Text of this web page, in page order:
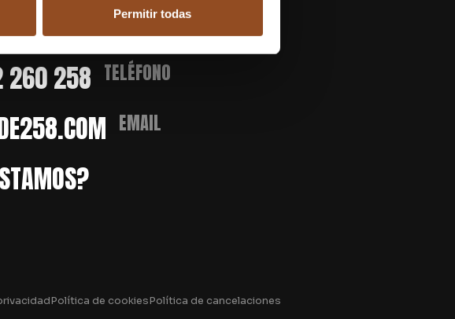
Permitir todas
260 258 TELÉFONO
EMAIL
Política de cookiesPolítica de cancelaciones